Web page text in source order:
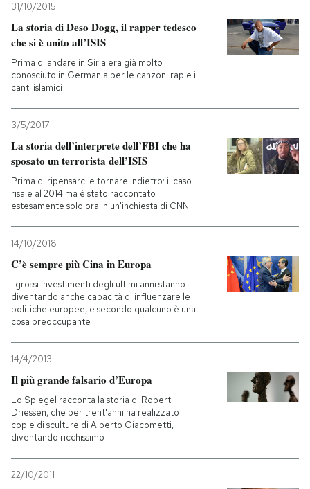
31/10/2015
La storia di Deso Dogg, il rapper tedesco
che si è unito all’ISIS
Prima di andare in Siria era già molto
conosciuto in Germania per le canzoni rap e i
canti islamici
3/5/2017
La storia dell’interprete dell’FBI che ha
sposato un terrorista dell’ISIS
Prima di ripensarci e tornare indietro: il caso
risale al 2014 ma è stato raccontato
estesamente solo ora in un'inchiesta di CNN
14/10/2018
C’è sempre più Cina in Europa
I grossi investimenti degli ultimi anni stanno
diventando anche capacità di influenzare le
politiche europee, e secondo qualcuno è una
cosa preoccupante
14/4/2013
Il più grande falsario d’Europa
Lo Spiegel racconta la storia di Robert
Driessen, che per trent'anni ha realizzato
copie di sculture di Alberto Giacometti,
diventando ricchissimo
22/10/2011